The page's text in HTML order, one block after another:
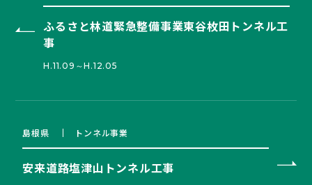
ふるさと林道緊急整備事業東谷枚田トンネル工
事
H.11.09～H.12.05
島根県 トンネル事業
安来道路塩津山トンネル工事